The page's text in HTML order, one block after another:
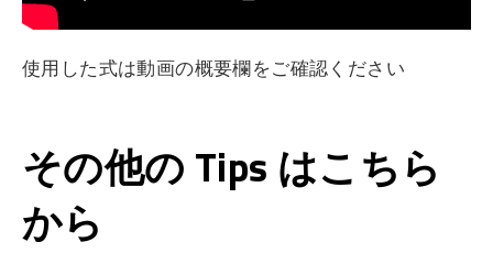
使用した式は動画の概要欄をご確認ください
その他の Tips はこちら
から